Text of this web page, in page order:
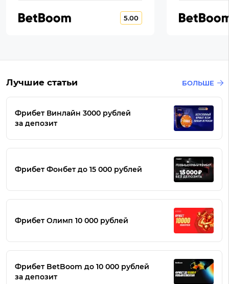
5.00
Лучшие статьи БОЛЬШЕ
Фрибет Винлайн 3000 рублей
за депозит
Фрибет Фонбет до 15 000 рублей
Фрибет Олимп 10 000 рублей
Фрибет BetBoom до 10 000 рублей
за депозит